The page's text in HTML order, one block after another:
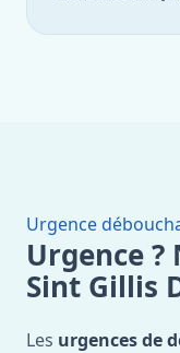
Urgence
Urgence ?
Sint Gillis
Les urgences de